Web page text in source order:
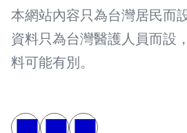
本網站內容只為台灣居民而
資料只為台灣醫護人員而設
料可能有別。